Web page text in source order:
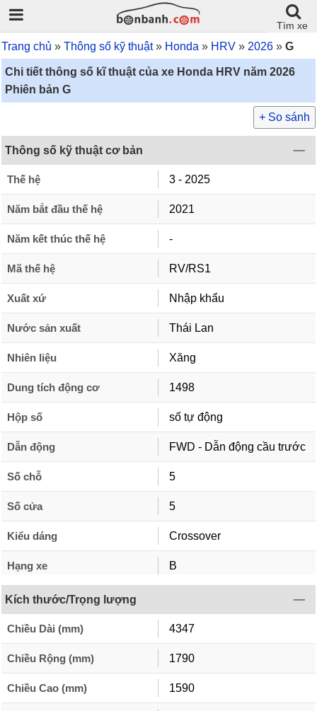
Tìm xe
Trang chủ Thông số kỹ thuật Honda HRV 2026 G
Chi tiết thông số kĩ thuật của xe Honda HRV năm 2026
Phiên bản G
+ So sánh
Thông số kỹ thuật cơ bản
Thế hệ 3 - 2025
Năm bắt đầu thế hệ 2021
Năm kết thúc thế hệ -
Mã thế hệ RV/RS1
Xuất xứ Nhập khẩu
Nước sản xuất Thái Lan
Nhiên liệu Xăng
Dung tích động cơ 1498
Hộp số số tự động
Dẫn động FWD - Dẫn động cầu trước
Số chỗ 5
Số cửa 5
Kiểu dáng Crossover
Hạng xe B
Kích thước/Trọng lượng
Chiều Dài (mm) 4347
Chiều Rộng (mm) 1790
Chiều Cao (mm) 1590